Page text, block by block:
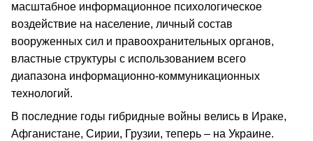
масштабное информационное психологическое
воздействие на население, личный состав
вооруженных сил и правоохранительных органов,
властные структуры с использованием всего
диапазона информационно-коммуникационных
технологий.
В последние годы гибридные войны велись в Ираке,
Афганистане, Сирии, Грузии, теперь – на Украине.